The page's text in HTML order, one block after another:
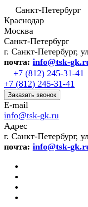
Санкт-Петербург
Краснодар
Москва
Санкт-Петербург
г. Санкт-Петербург,
почта: info@tsk-
+7 (812) 245-31-41
+7 (812) 245-31-41
Заказать звонок
E-mail
info@tsk-gk.ru
Адрес
г. Санкт-Петербург,
почта: info@tsk-